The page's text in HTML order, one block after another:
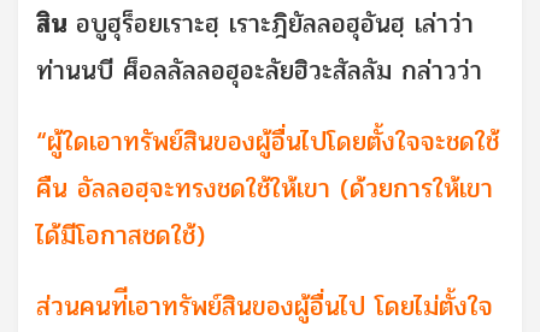
สิน อบูฮุร็อยเราะฮฺ เราะฎิยัลลอฮุอันฮฺ เล่าว่า
ท่านนบี ศ็อลลัลลอฮุอะลัยฮิวะสัลลัม กล่าวว่า
“ผู้ใดเอาทรัพย์สินของผู้อื่นไปโดยตั้งใจจะชดใช้
คืน อัลลอฮฺจะทรงชดใช้ให้เขา (ด้วยการให้เขา
ได้มีโอกาสชดใช้)
ส่วนคนท่ีเอาทรัพย์สินของผู้อื่นไป โดยไม่ตั้งใจ